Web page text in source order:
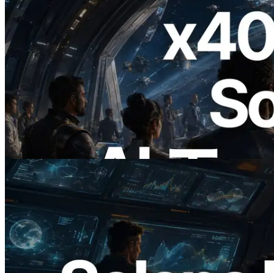
2026.07.04
ERPC、x402 決済対応の Solana RPC を
公開 — AI エージェントが必要な API
にその場で支払う時代の幕開け
この記事を読む